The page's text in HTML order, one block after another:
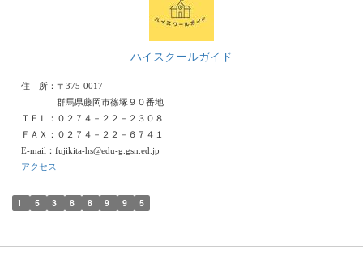
ハイスクールガイド
住 所：〒375-0017
群馬県藤岡市篠塚９０番地
ＴＥＬ：０２７４－２２－２３０８
ＦＡＸ：０２７４－２２－６７４１
E-mail：fujikita-hs@edu-g.gsn.ed.jp
アクセス
1 5 3 8 8 9 9 5